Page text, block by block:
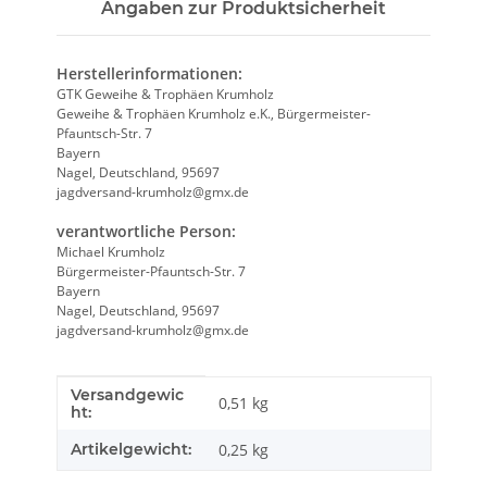
Angaben zur Produktsicherheit
Herstellerinformationen:
GTK Geweihe & Trophäen Krumholz
Geweihe & Trophäen Krumholz e.K., Bürgermeister-
Pfauntsch-Str. 7
Bayern
Nagel, Deutschland, 95697
jagdversand-krumholz@gmx.de
verantwortliche Person:
Michael Krumholz
Bürgermeister-Pfauntsch-Str. 7
Bayern
Nagel, Deutschland, 95697
jagdversand-krumholz@gmx.de
Produkteigenschaft
Wert
Versandgewic
ht:
0,51 kg
Artikelgewicht: 0,25 kg